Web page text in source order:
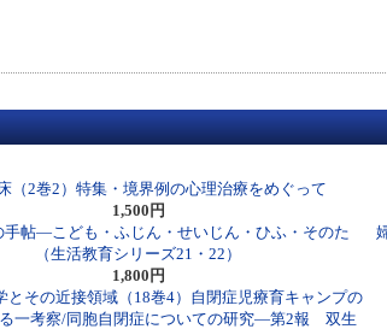
（2巻2）特集・境界例の心理治療をめぐって
1,500円
手帖―こども・ふじん・せいじん・ひふ・そのた
（生活教育シリーズ21・22）
1,800円
とその近接領域（18巻4）自閉症児療育キャンプの
一考察/同胞自閉症についての研究―第2報 双生